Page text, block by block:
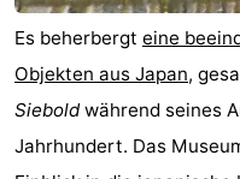
Es beherbergt eine
Objekten aus Japan,
Sieboldwährend seines
Jahrhundert. Das